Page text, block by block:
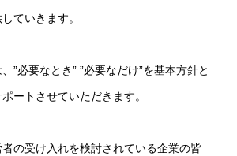
ていきます。
”必要なとき” ”必要なだけ”を基本方針と
ートさせていただきます。
の受け入れを検討されている企業の皆